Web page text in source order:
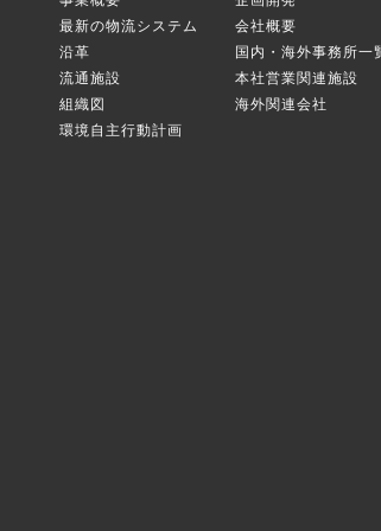
最新の物流システム
会社概要
沿革
国内・海外事務所一
流通施設
本社営業関連施設
組織図
海外関連会社
環境自主行動計画